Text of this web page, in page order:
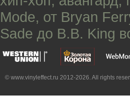
Mode, от Bryan
Sade до B.B. King
© www.vinyleffect.ru 2012-2026. All rights